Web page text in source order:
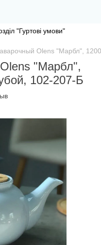
"Гуртові умови"
Olens "Марбл",
"Марбл",
102-207-Б